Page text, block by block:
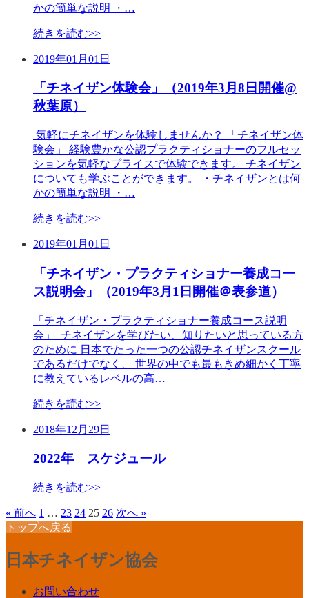
かの簡単な説明 ・…
続きを読む>>
2019年01月01日
「チネイザン体験会」（2019年3月8日開催@
秋葉原）
気軽にチネイザンを体験しませんか？ 「チネイザン体
験会」 経験豊かな公認プラクティショナーのフルセッ
ションを気軽なプライスで体験できます。 チネイザン
についても学ぶことができます。 ・チネイザンとは何
かの簡単な説明 ・…
続きを読む>>
2019年01月01日
「チネイザン・プラクティショナー養成コー
ス説明会」（2019年3月1日開催＠表参道）
「チネイザン・プラクティショナー養成コース説明
会」 チネイザンを学びたい、知りたいと思っている方
のために 日本でたった一つの公認チネイザンスクール
であるだけでなく、 世界の中でも最もきめ細かく丁寧
に教えているレベルの高…
続きを読む>>
2018年12月29日
2022年 スケジュール
続きを読む>>
« 前へ 1 … 23 24 25 26 次へ »
トップへ戻る
日本チネイザン協会
お問い合わせ